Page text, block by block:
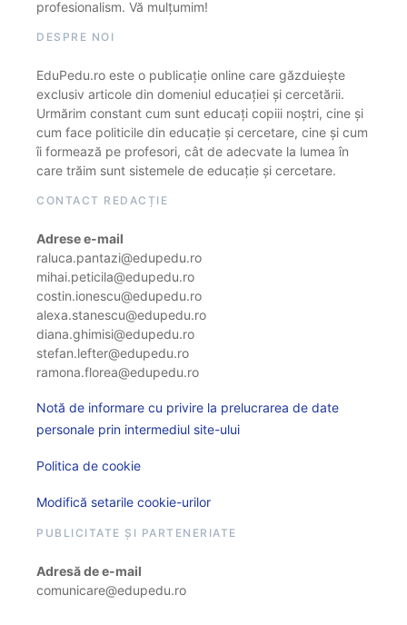
profesionalism. Vă mulțumim!
DESPRE NOI
EduPedu.ro este o publicație online care găzduiește
exclusiv articole din domeniul educației și cercetării.
Urmărim constant cum sunt educați copiii noștri, cine și
cum face politicile din educație și cercetare, cine și cum
îi formează pe profesori, cât de adecvate la lumea în
care trăim sunt sistemele de educație și cercetare.
CONTACT REDACȚIE
Adrese e-mail
raluca.pantazi@edupedu.ro
mihai.peticila@edupedu.ro
costin.ionescu@edupedu.ro
alexa.stanescu@edupedu.ro
diana.ghimisi@edupedu.ro
stefan.lefter@edupedu.ro
ramona.florea@edupedu.ro
Notă de informare cu privire la prelucrarea de date
personale prin intermediul site-ului
Politica de cookie
Modifică setarile cookie-urilor
PUBLICITATE ȘI PARTENERIATE
Adresă de e-mail
comunicare@edupedu.ro